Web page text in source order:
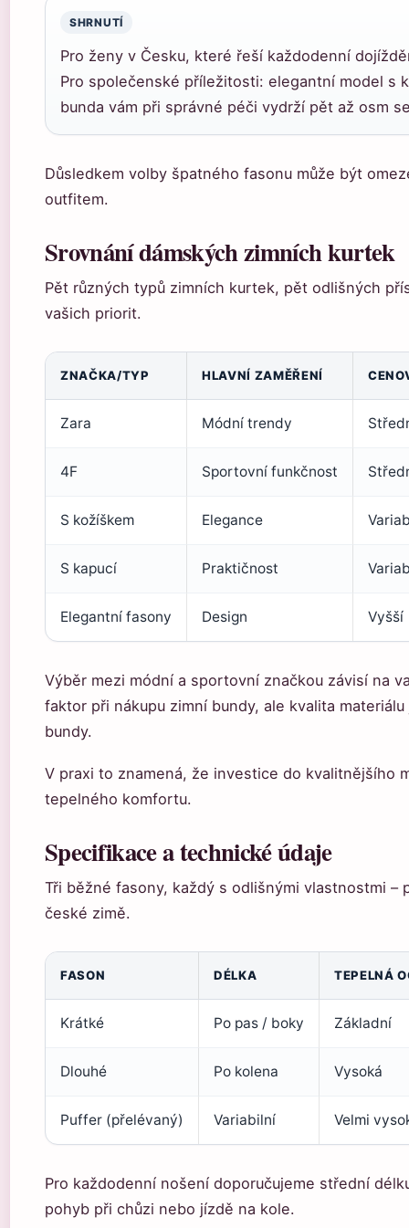
SHRNUTÍ
Pro ženy v Česku, které řeší každodenní
Pro společenské příležitosti: elegantní model s
bunda vám při správné péči vydrží pět až osm
Důsledkem volby špatného fasonu může být
outfitem.
Srovnání dámských zimních kurtek
Pět různých typů zimních kurtek, pět odlišných
vašich priorit.
ZNAČKA/TYP HLAVNÍ ZAMĚŘENÍ
Zara Módní trendy
4F Sportovní funkčnost
S kožíškem Elegance
S kapucí Praktičnost
Elegantní fasony Design Vyšší
Výběr mezi módní a sportovní značkou závisí na
faktor při nákupu zimní bundy, ale kvalita
bundy.
V praxi to znamená, že investice do kvalitnějšího
tepelného komfortu.
Specifikace a technické údaje
Tři běžné fasony, každý s odlišnými vlastnostmi
české zimě.
FASON DÉLKA TEPELNÁ
Krátké Po pas / boky Základní
Dlouhé Po kolena Vysoká
Puffer (přelévaný) Variabilní Velmi
Pro každodenní nošení doporučujeme střední
pohyb při chůzi nebo jízdě na kole.